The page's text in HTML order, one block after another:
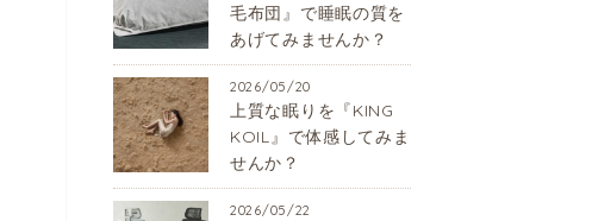
毛布団』で睡眠の質を
あげてみませんか？
2026/05/20
上質な眠りを『KING
KOIL』で体感してみま
せんか？
2026/05/22